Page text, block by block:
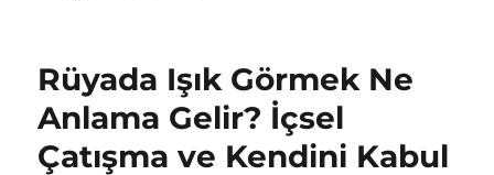
Rüyada Işık Görmek Ne
Anlama Gelir? İçsel
Çatışma ve Kendini Kabul